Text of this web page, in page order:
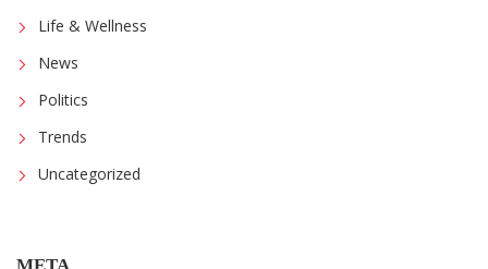
Life & Wellness
News
Politics
Trends
Uncategorized